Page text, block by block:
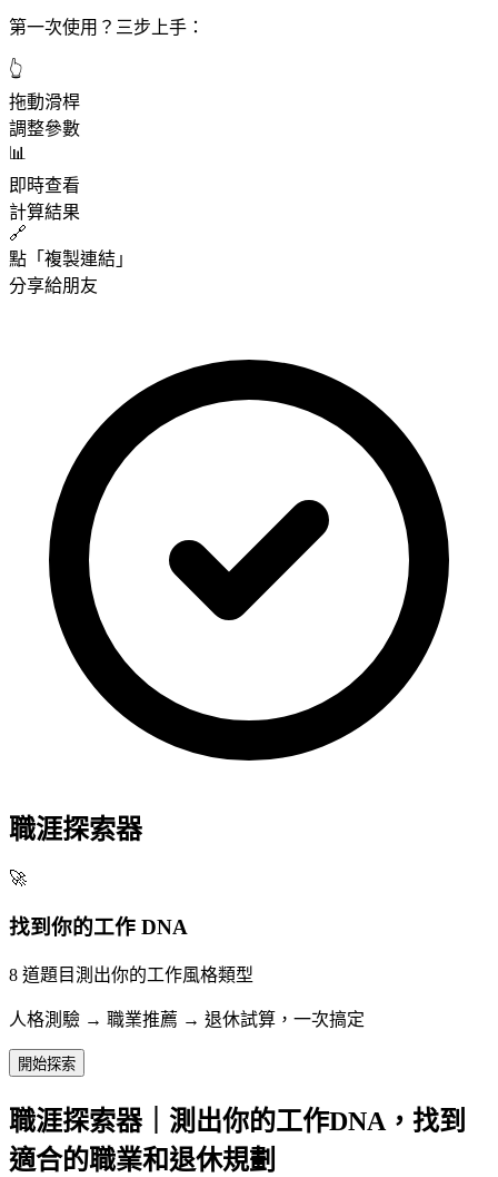
第一次使用？三步上手：
👆
拖動滑桿
調整參數
📊
即時查看
計算結果
🔗
點「複製連結」
分享給朋友
職涯探索器
🚀
找到你的工作 DNA
8 道題目測出你的工作風格類型
人格測驗 → 職業推薦 → 退休試算，一次搞定
開始探索
職涯探索器｜測出你的工作DNA，找到
適合的職業和退休規劃